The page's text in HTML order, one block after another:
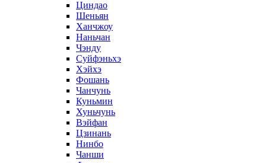
Циндао
Шеньян
Ханчжоу
Наньчан
Чэнду
Суйфэньхэ
Хэйхэ
Фошань
Чанчунь
Куньмин
Хуньчунь
Вэйфан
Цзинань
Нинбо
Чанши